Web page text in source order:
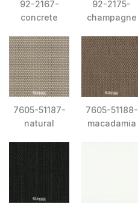
92-2167-
concrete
92-2175-
champagne
7605-51187-
natural
7605-51188-
macadamia